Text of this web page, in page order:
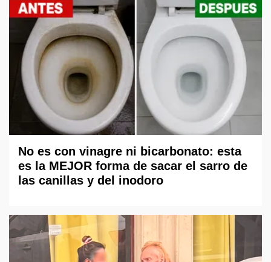
No es con vinagre ni bicarbonato: esta
es la MEJOR forma de sacar el sarro de
las canillas y del inodoro